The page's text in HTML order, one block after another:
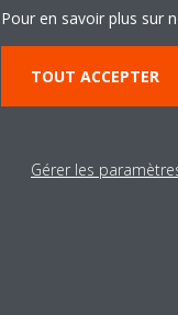
Pour en savoir plus sur
TOUT ACCEPTER
Gérer les